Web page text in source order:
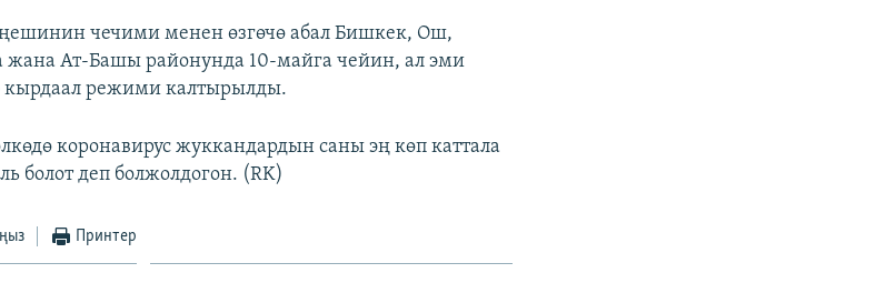
чечими менен өзгөчө абал Бишкек, Ош,
Ат-Башы районунда 10-майга чейин, ал эми
кырдаал режими калтырылды.
коронавирус жуккандардын саны эң көп каттала
болот деп болжолдогон. (RK)
Принтер